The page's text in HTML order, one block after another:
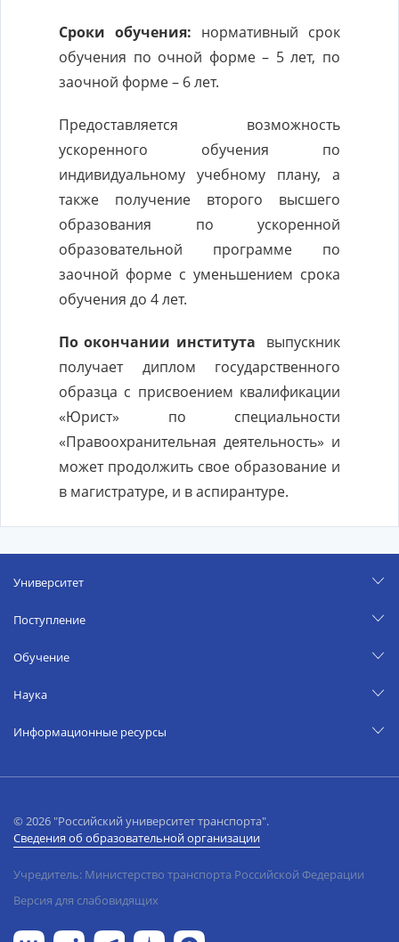
Сроки обучения: нормативный срок
обучения по очной форме – 5 лет, по
заочной форме – 6 лет.
Предоставляется возможность
ускоренного обучения по
индивидуальному учебному плану, а
также получение второго высшего
образования по ускоренной
образовательной программе по
заочной форме с уменьшением срока
обучения до 4 лет.
По окончании института
выпускник
получает диплом государственного
образца с присвоением квалификации
«Юрист» по специальности
«Правоохранительная деятельность» и
может продолжить свое образование и
в магистратуре, и в аспирантуре.
Университет
Поступление
Обучение
Наука
Информационные ресурсы
© 2026 "Российский университет транспорта".
Сведения об образовательной организации
Учредитель: Министерство транспорта Российской Федерации
Версия для слабовидящих